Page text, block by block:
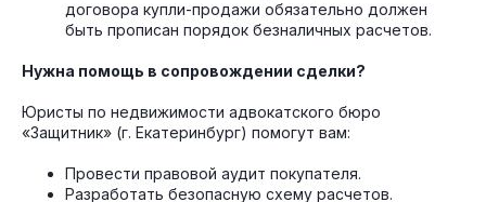
договора купли-продажи обязательно должен
быть прописан порядок безналичных расчетов.
Нужна помощь в сопровождении сделки?
Юристы по недвижимости адвокатского бюро
«Защитник» (г. Екатеринбург) помогут вам:
Провести правовой аудит покупателя.
Разработать безопасную схему расчетов.